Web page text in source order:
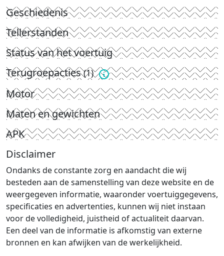
Geschiedenis
Tellerstanden
Status van het voertuig
Terugroepacties(1)
Motor
Maten en gewichten
APK
Disclaimer
Ondanks de constante zorg en aandacht die wij
besteden aan de samenstelling van deze website en de
weergegeven informatie, waaronder voertuiggegevens,
specificaties en advertenties, kunnen wij niet instaan
voor de volledigheid, juistheid of actualiteit daarvan.
Een deel van de informatie is afkomstig van externe
bronnen en kan afwijken van de werkelijkheid.